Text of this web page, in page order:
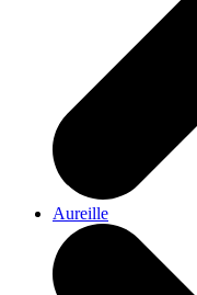
Aureille